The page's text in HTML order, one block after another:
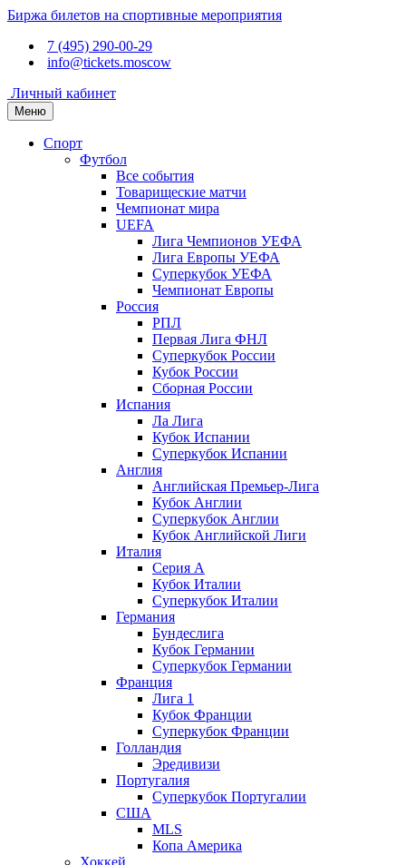
Биржа билетов на спортивные мероприятия
7 (495) 290-00-29
info@tickets.moscow
Личный кабинет
Меню
Спорт
Футбол
Все события
Товарищеские матчи
Чемпионат мира
UEFA
Лига Чемпионов УЕФА
Лига Европы УЕФА
Суперкубок УЕФА
Чемпионат Европы
Россия
РПЛ
Первая Лига ФНЛ
Суперкубок России
Кубок России
Сборная России
Испания
Ла Лига
Кубок Испании
Суперкубок Испании
Англия
Английская Премьер-Лига
Кубок Англии
Суперкубок Англии
Кубок Английской Лиги
Италия
Серия А
Кубок Италии
Суперкубок Италии
Германия
Бундеслига
Кубок Германии
Суперкубок Германии
Франция
Лига 1
Кубок Франции
Суперкубок Франции
Голландия
Эредивизи
Португалия
Суперкубок Португалии
США
MLS
Копа Америка
Хоккей